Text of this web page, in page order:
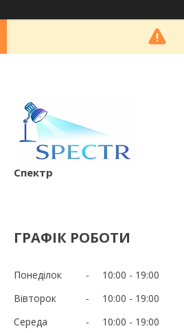
Спектр
ГРАФІК РОБОТИ
Понеділок 10:00
19:00
Вівторок
10:00
19:00
Середа
10:00
19:00